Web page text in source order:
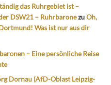
das Ruhrgebiet ist –
DSW21 – RuhrbaronezuOh,
Was ist nur aus dir
– Eine persönliche Reise
Dornau (AfD-Oblast Leipzig-